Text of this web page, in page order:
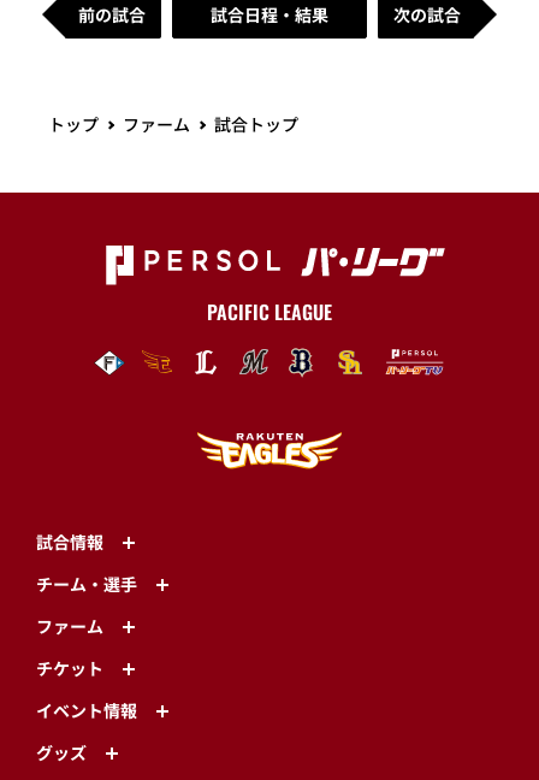
前の試合 試合日程・結果 次の試合
トップ ファーム 試合トップ
PACIFIC LEAGUE
試合情報
チーム・選手
ファーム
チケット
イベント情報
グッズ